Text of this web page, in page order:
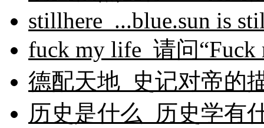
stillhere_...blue.sun is
fuck my life_请问
德配天地_史记对帝的
历史是什么_历史学有